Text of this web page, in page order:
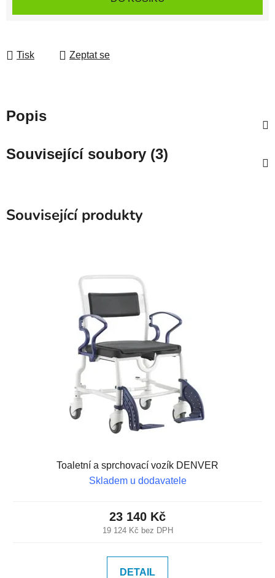
Tisk Zeptat se
Popis
Související soubory (3)
Související produkty
Toaletní a sprchovací vozík DENVER
Skladem u dodavatele
19 124 Kč bez DPH
23 140 Kč
DETAIL